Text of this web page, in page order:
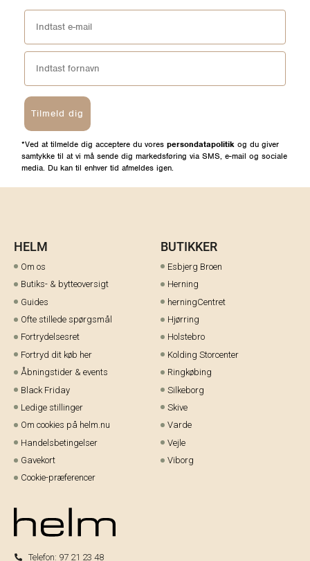
Tilmeld dig
*Ved at tilmelde dig acceptere du vores persondatapolitik og du giver
samtykke til at vi må sende dig markedsføring via SMS, e-mail og sociale
media. Du kan til enhver tid afmeldes igen.
HELM
Om os
Butiks- & bytteoversigt
Guides
Ofte stillede spørgsmål
Fortrydelsesret
Fortryd dit køb her
Åbningstider & events
Black Friday
Ledige stillinger
Om cookies på helm.nu
Handelsbetingelser
Gavekort
Cookie-præferencer
BUTIKKER
Esbjerg Broen
Herning
herningCentret
Hjørring
Holstebro
Kolding Storcenter
Ringkøbing
Silkeborg
Skive
Varde
Vejle
Viborg
Telefon: 97 21 23 48